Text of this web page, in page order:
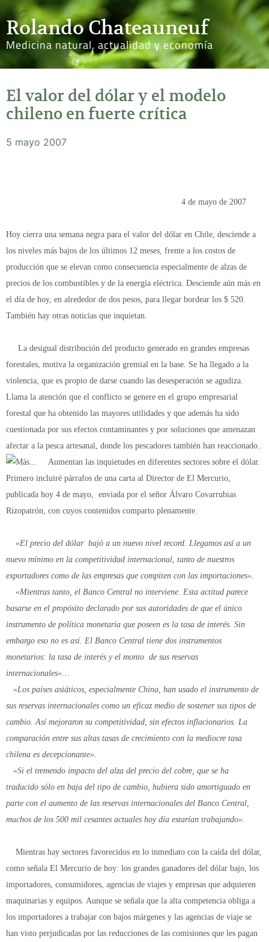
Rolando Chateauneuf
Medicina natural, actualidad y economía
El valor del dólar y el modelo
chileno en fuerte crítica
5 mayo 2007
4 de mayo de 2007
Hoy cierra una semana negra para el valor del dólar en Chile, desciende a
los niveles más bajos de los últimos 12 meses, frente a los costos de
producción que se elevan como consecuencia especialmente de alzas de
precios de los combustibles y de la energía eléctrica. Desciende aún más en
el día de hoy, en alrededor de dos pesos, para llegar bordear los $ 520.
También hay otras noticias que inquietan.
La desigual distribución del producto generado en grandes empresas
forestales, motiva la organización gremial en la base. Se ha llegado a la
violencia, que es propio de darse cuando las desesperación se agudiza.
Llama la atención que el conflicto se genere en el grupo empresarial
forestal que ha obtenido las mayores utilidades y que además ha sido
cuestionada por sus efectos contaminantes y por soluciones que amenazan
afectar a la pesca artesanal, donde los pescadores también han reaccionado..
Aumentan las inquietudes en diferentes sectores sobre el dólar.
Primero incluiré párrafos de una carta al Director de El Mercurio,
publicada hoy 4 de mayo, enviada por el señor Álvaro Covarrubias
Rizopatrón, con cuyos contenidos comparto plenamente.
«El precio del dólar bajó a un nuevo nivel record. Llegamos así a un
nuevo mínimo en la competitividad internacional, tanto de nuestros
exportadores como de las empresas que compiten con las importaciones».
«Mientras tanto, el Banco Central no interviene. Esta actitud parece
basarse en el propósito declarado por sus autoridades de que el único
instrumento de política monetaria que poseen es la tasa de interés. Sin
embargo eso no es así. El Banco Central tiene dos instrumentos
monetarios: la tasa de interés y el monto de sus reservas
internacionales»…
«Los países asiáticos, especialmente China, han usado el instrumento de
sus reservas internacionales como un eficaz medio de sostener sus tipos de
cambio. Así mejoraron su competitividad, sin efectos inflacionarios. La
comparación entre sus altas tasas de crecimiento con la mediocre tasa
chilena es decepcionante».
«Si el tremendo impacto del alza del precio del cobre, que se ha
traducido sólo en baja del tipo de cambio, hubiera sido amortiguado en
parte con el aumento de las reservas internacionales del Banco Central,
muchos de los 500 mil cesantes actuales hoy día estarían trabajando».
Mientras hay sectores favorecidos en lo inmediato con la caída del dólar,
como señala El Mercurio de hoy: los grandes ganadores del dólar bajo, los
importadores, consumidores, agencias de viajes y empresas que adquieren
maquinarias y equipos. Aunque se señala que la alta competencia obliga a
los importadores a trabajar con bajos márgenes y las agencias de viaje se
han visto perjudicadas por las reducciones de las comisiones que les pagan